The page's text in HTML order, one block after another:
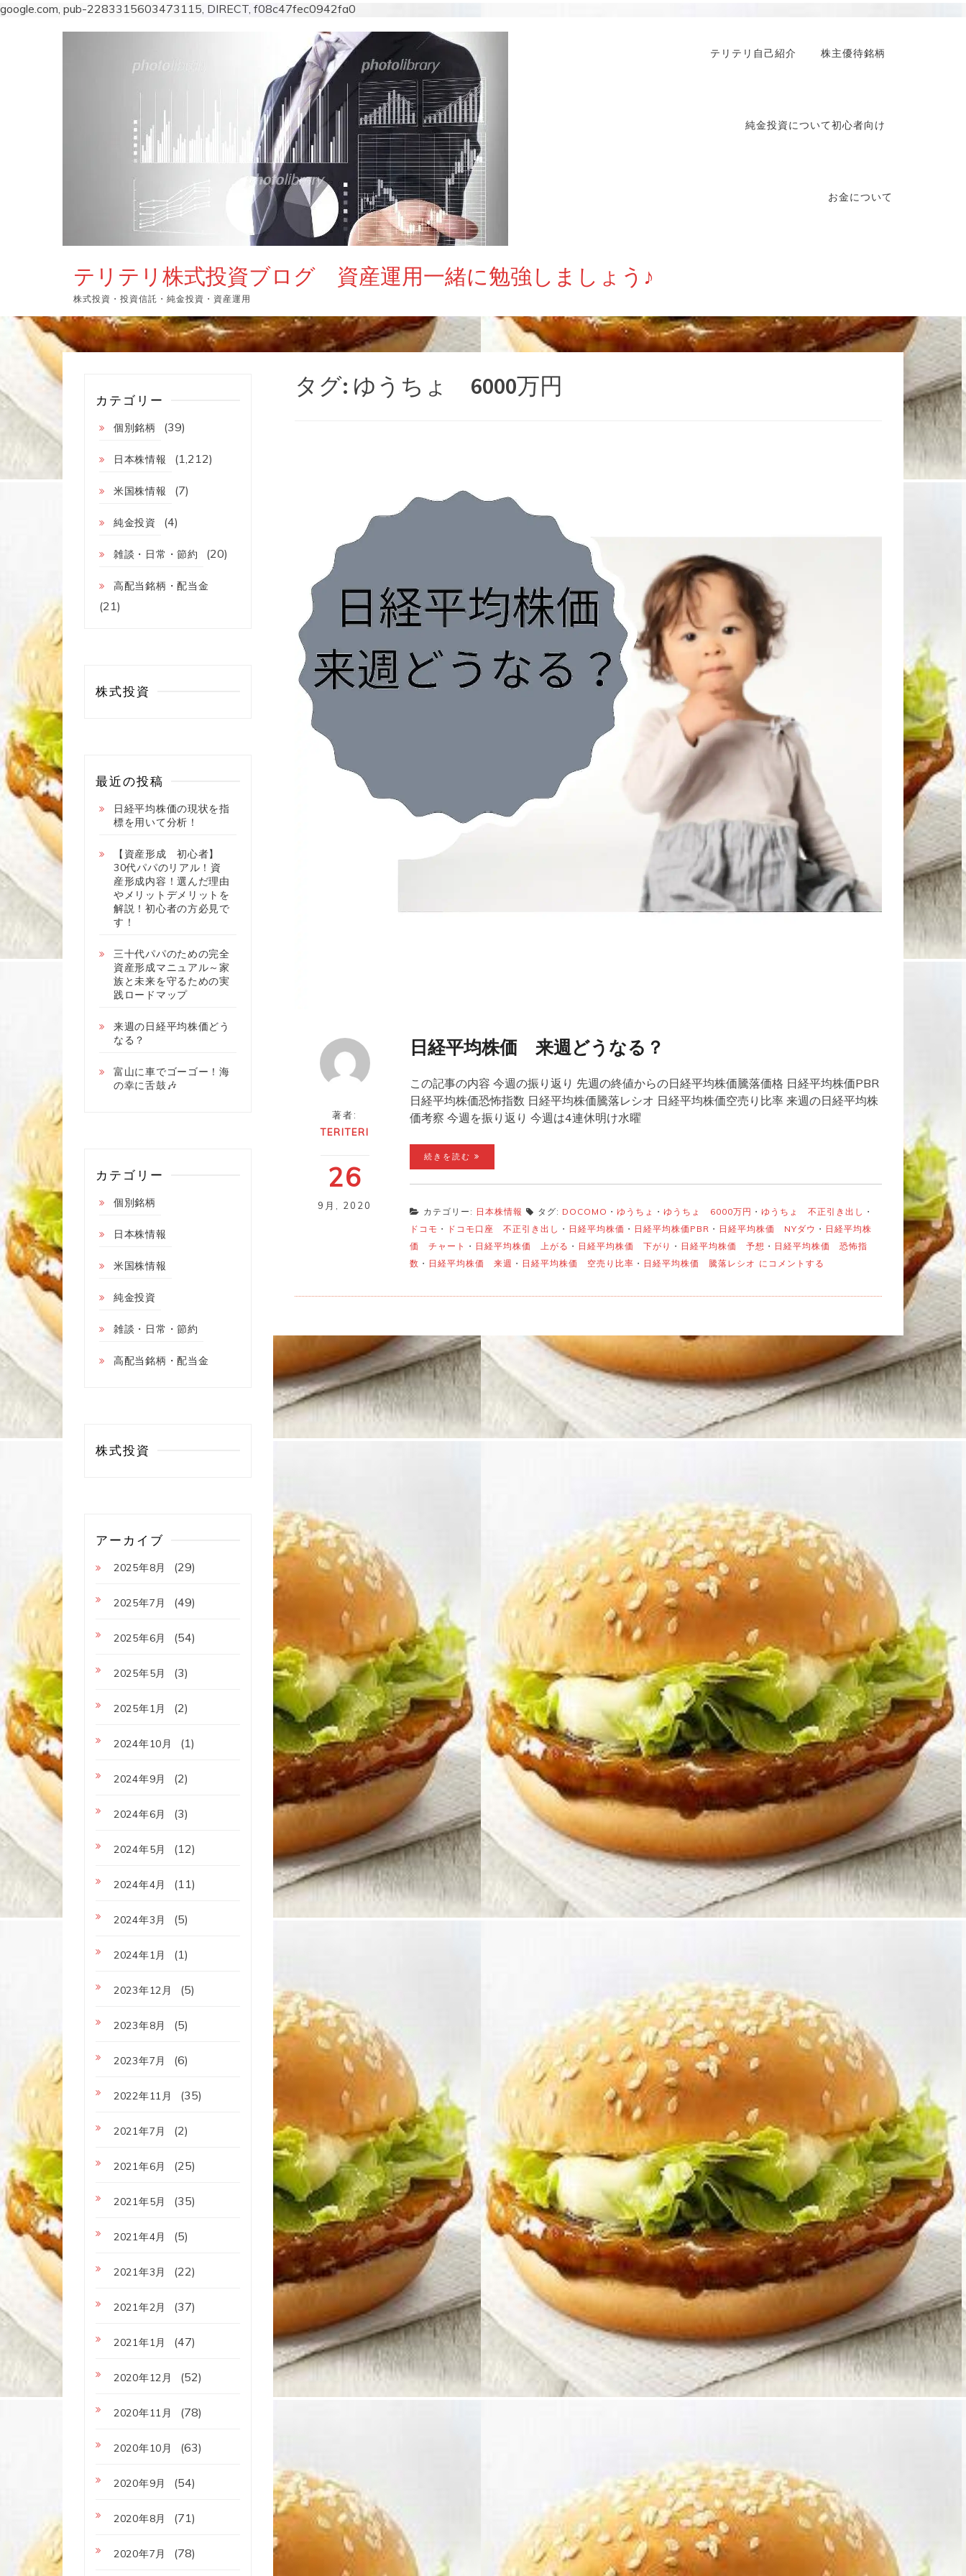
google.com, pub-2283315603473115, DIRECT, f08c47fec0942fa0
テリテリ株式投資ブログ 資産運用一緒に勉強しましょう♪
株式投資・投資信託・純金投資・資産運用
テリテリ自己紹介 株主優待銘柄
純金投資について初心者向け
お金について
タグ: ゆうちょ 6000万円
著者:
TERITERI
26
9月 2020
日経平均株価 来週どうなる？
この記事の内容 今週の振り返り 先週の終値からの日経平均株価騰落価格 日経平均株価PBR
日経平均株価恐怖指数 日経平均株価騰落レシオ 日経平均株価空売り比率 来週の日経平均株
価考察 今週を振り返り 今週は4連休明け水曜
続きを読む
カテゴリー: 日本株情報 タグ: DOCOMO ・ ゆうちょ ・ ゆうちょ 6000万円 ・ ゆうちょ 不正引き出し ・
ドコモ ・ ドコモ口座 不正引き出し ・ 日経平均株価 ・ 日経平均株価PBR ・ 日経平均株価 NYダウ ・ 日経平均株
価 チャート ・ 日経平均株価 上がる ・ 日経平均株価 下がり ・ 日経平均株価 予想 ・ 日経平均株価 恐怖指
数 ・ 日経平均株価 来週 ・ 日経平均株価 空売り比率 ・ 日経平均株価 騰落レシオ 日
均
来
う
な
る？
にコメントする
カテゴリー
個別銘柄 (39)
日本株情報 (1,212)
米国株情報 (7)
純金投資 (4)
雑談・日常・節約 (20)
高配当銘柄・配当金
(21)
株式投資
最近の投稿
日経平均株価の現状を指
標を用いて分析！
【資産形成 初心者】
30代パパのリアル！資
産形成内容！選んだ理由
やメリットデメリットを
解説！初心者の方必見で
す！
三十代パパのための完全
資産形成マニュアル～家
族と未来を守るための実
践ロードマップ
来週の日経平均株価どう
なる？
富山に車でゴーゴー！海
の幸に舌鼓🎶
カテゴリー
個別銘柄
日本株情報
米国株情報
純金投資
雑談・日常・節約
高配当銘柄・配当金
株式投資
アーカイブ
2025年8月 (29)
2025年7月 (49)
2025年6月 (54)
2025年5月 (3)
2025年1月 (2)
2024年10月 (1)
2024年9月 (2)
2024年6月 (3)
2024年5月 (12)
2024年4月 (11)
2024年3月 (5)
2024年1月 (1)
2023年12月 (5)
2023年8月 (5)
2023年7月 (6)
2022年11月 (35)
2021年7月 (2)
2021年6月 (25)
2021年5月 (35)
2021年4月 (5)
2021年3月 (22)
2021年2月 (37)
2021年1月 (47)
2020年12月 (52)
2020年11月 (78)
2020年10月 (63)
2020年9月 (54)
2020年8月 (71)
2020年7月 (78)